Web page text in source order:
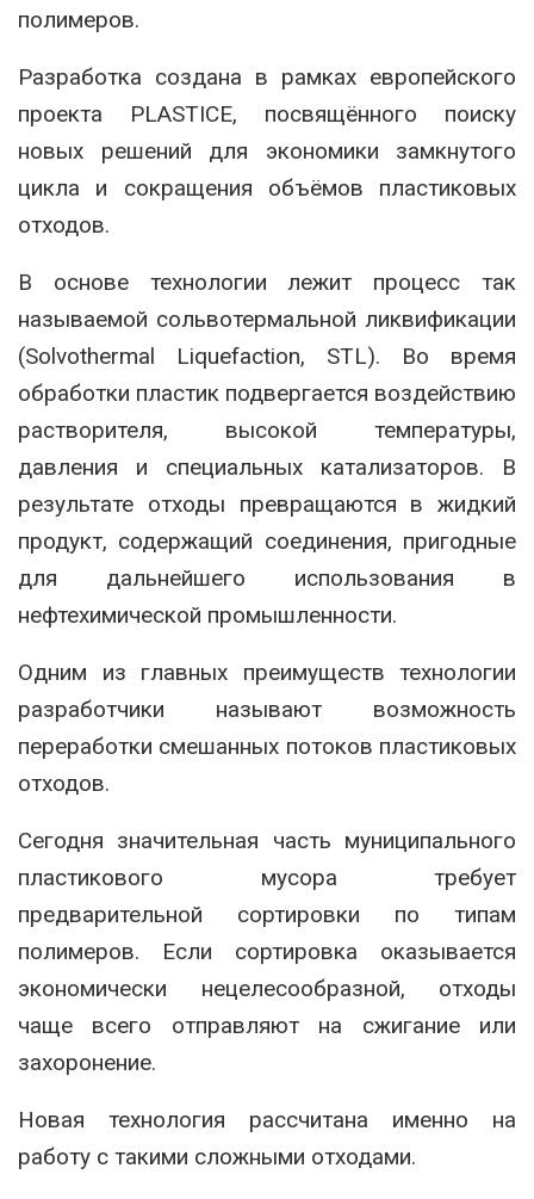
полимеров.
Разработка создана в рамках европейского
проекта PLASTICE, посвящённого поиску
новых решений для экономики замкнутого
цикла и сокращения объёмов пластиковых
отходов.
В основе технологии лежит процесс так
называемой сольвотермальной ликвификации
(Solvothermal Liquefaction, STL). Во время
обработки пластик подвергается воздействию
растворителя, высокой температуры,
давления и специальных катализаторов. В
результате отходы превращаются в жидкий
продукт, содержащий соединения, пригодные
для дальнейшего использования в
нефтехимической промышленности.
Одним из главных преимуществ технологии
разработчики называют возможность
переработки смешанных потоков пластиковых
отходов.
Сегодня значительная часть муниципального
пластикового мусора требует
предварительной сортировки по типам
полимеров. Если сортировка оказывается
экономически нецелесообразной, отходы
чаще всего отправляют на сжигание или
захоронение.
Новая технология рассчитана именно на
работу с такими сложными отходами.